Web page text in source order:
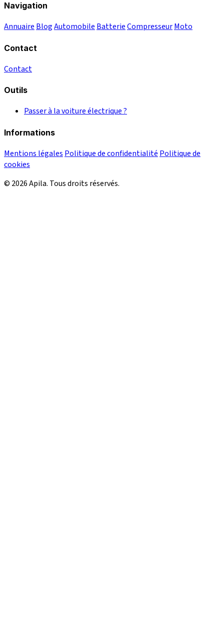
Navigation
Annuaire BlogAutomobile BatterieCompresseurMoto
Contact
Contact
Outils
Passer à la voiture électrique ?
Informations
Mentions légales Politique de confidentialité Politique de
cookies
© 2026 Apila. Tous droits réservés.